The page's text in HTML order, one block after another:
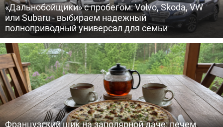
«Дальнобойщики» с пробегом: Volvo, Skoda, VW
или Subaru - выбираем надежный
полноприводный универсал для семьи
Французский шик на заполярной даче: печем